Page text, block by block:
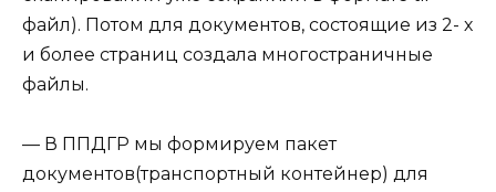
файл). Потом для документов, состоящие из 2- х
и более страниц создала многостраничные
файлы.
— В ППДГР мы формируем пакет
документов(транспортный контейнер) для